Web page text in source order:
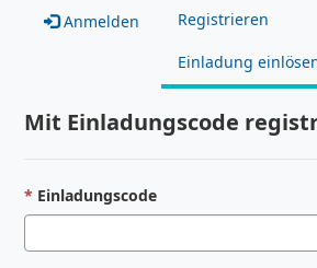
Anmelden Registrieren
Einladung
Mit Einladungscode
Einladungscode